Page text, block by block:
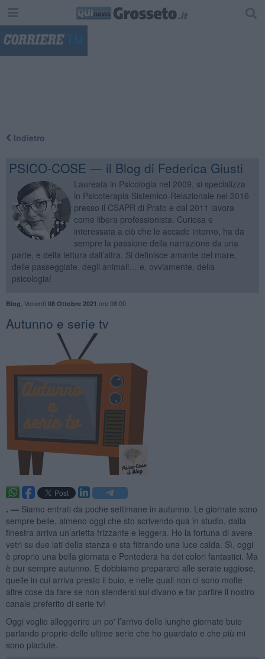
Indietro
PSICO-COSE — il Blog di Federica Giusti
Laureata in Psicologia nel 2009, si specializza
in Psicoterapia Sistemico-Relazionale nel 2016
presso il CSAPR di Prato e dal 2011 lavora
come libera professionista. Curiosa e
interessata a ciò che le accade intorno, ha da
sempre la passione della narrazione da una
parte, e della lettura dall’altra. Si definisce amante del mare,
delle passeggiate, degli animali… e, ovviamente, della
psicologia!
Blog Venerdì 08 Ottobre 2021 ore 08:00
​Autunno e serie tv
. — Siamo entrati da poche settimane in autunno. Le giornate sono
sempre belle, almeno oggi che sto scrivendo qua in studio, dalla
finestra arriva un’arietta frizzante e leggera. Ho la fortuna di avere
vetri su due lati della stanza e sta filtrando una luce calda. Sì, oggi
è proprio una bella giornata e Pontedera ha dei colori fantastici. Ma
è pur sempre autunno. E dobbiamo prepararci alle serate uggiose,
quelle in cui arriva presto il buio, e nelle quali non ci sono molte
altre cose da fare se non stendersi sul divano e far partire il nostro
canale preferito di serie tv!
Oggi voglio alleggerire un po' l’arrivo delle lunghe giornate buie
parlando proprio delle ultime serie che ho guardato e che più mi
sono piaciute.